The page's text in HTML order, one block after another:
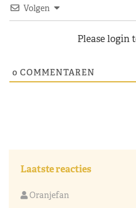
Volgen
Please login
0 COMMENTAREN
Laatste reacties
Oranjefan